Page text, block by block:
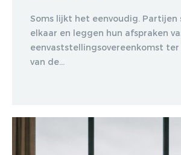
Soms lijkt het eenvoudig. Partijen
elkaar en leggen hun afspraken
eenvaststellingsovereenkomst
van de...